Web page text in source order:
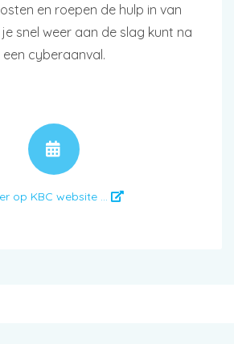
en roepen de hulp in van
snel weer aan de slag kunt na
een cyberaanval.
op KBC website ...